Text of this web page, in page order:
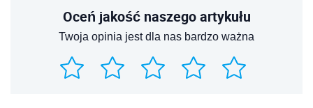
Oceń jakość naszego artykułu
Twoja opinia jest dla nas bardzo ważna